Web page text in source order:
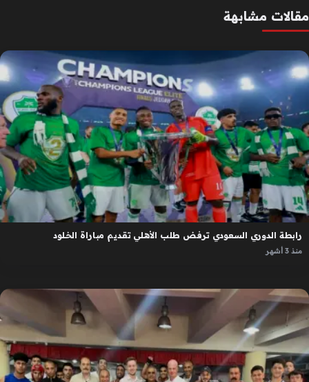
مقالات مشابهة
رابطة الدوري السعودي ترفض طلب الأهلي تقديم مباراة الخلود
منذ 3 أشهر